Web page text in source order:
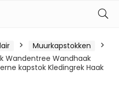
Muurkapstokken
Wandentree Wandhaak
kapstok Kledingrek Haak